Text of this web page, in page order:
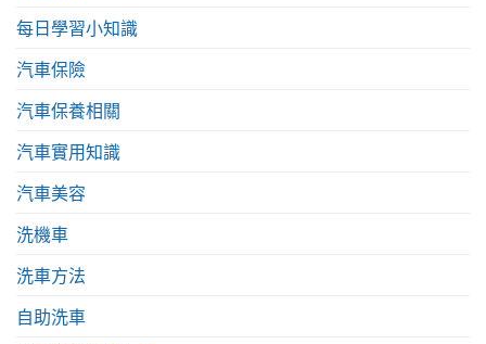
每日學習小知識
汽車保險
汽車保養相關
汽車實用知識
汽車美容
洗機車
洗車方法
自助洗車